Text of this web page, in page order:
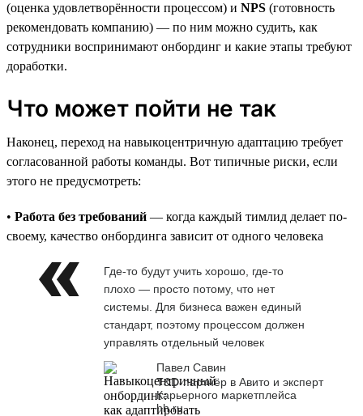
(оценка удовлетворённости процессом) и NPS (готовность
рекомендовать компанию) — по ним можно судить, как
сотрудники воспринимают онбординг и какие этапы требуют
доработки.
Что может пойти не так
Наконец, переход на навыкоцентричную адаптацию требует
согласованной работы команды. Вот типичные риски, если
этого не предусмотреть:
• Работа без требований — когда каждый тимлид делает по-
своему, качество онбординга зависит от одного человека
Где-то будут учить хорошо, где-то
плохо — просто потому, что нет
системы. Для бизнеса важен единый
стандарт, поэтому процессом должен
управлять отдельный человек
Павел Савин
T&D-партнёр в Авито и эксперт
Карьерного маркетплейса
hh.ru